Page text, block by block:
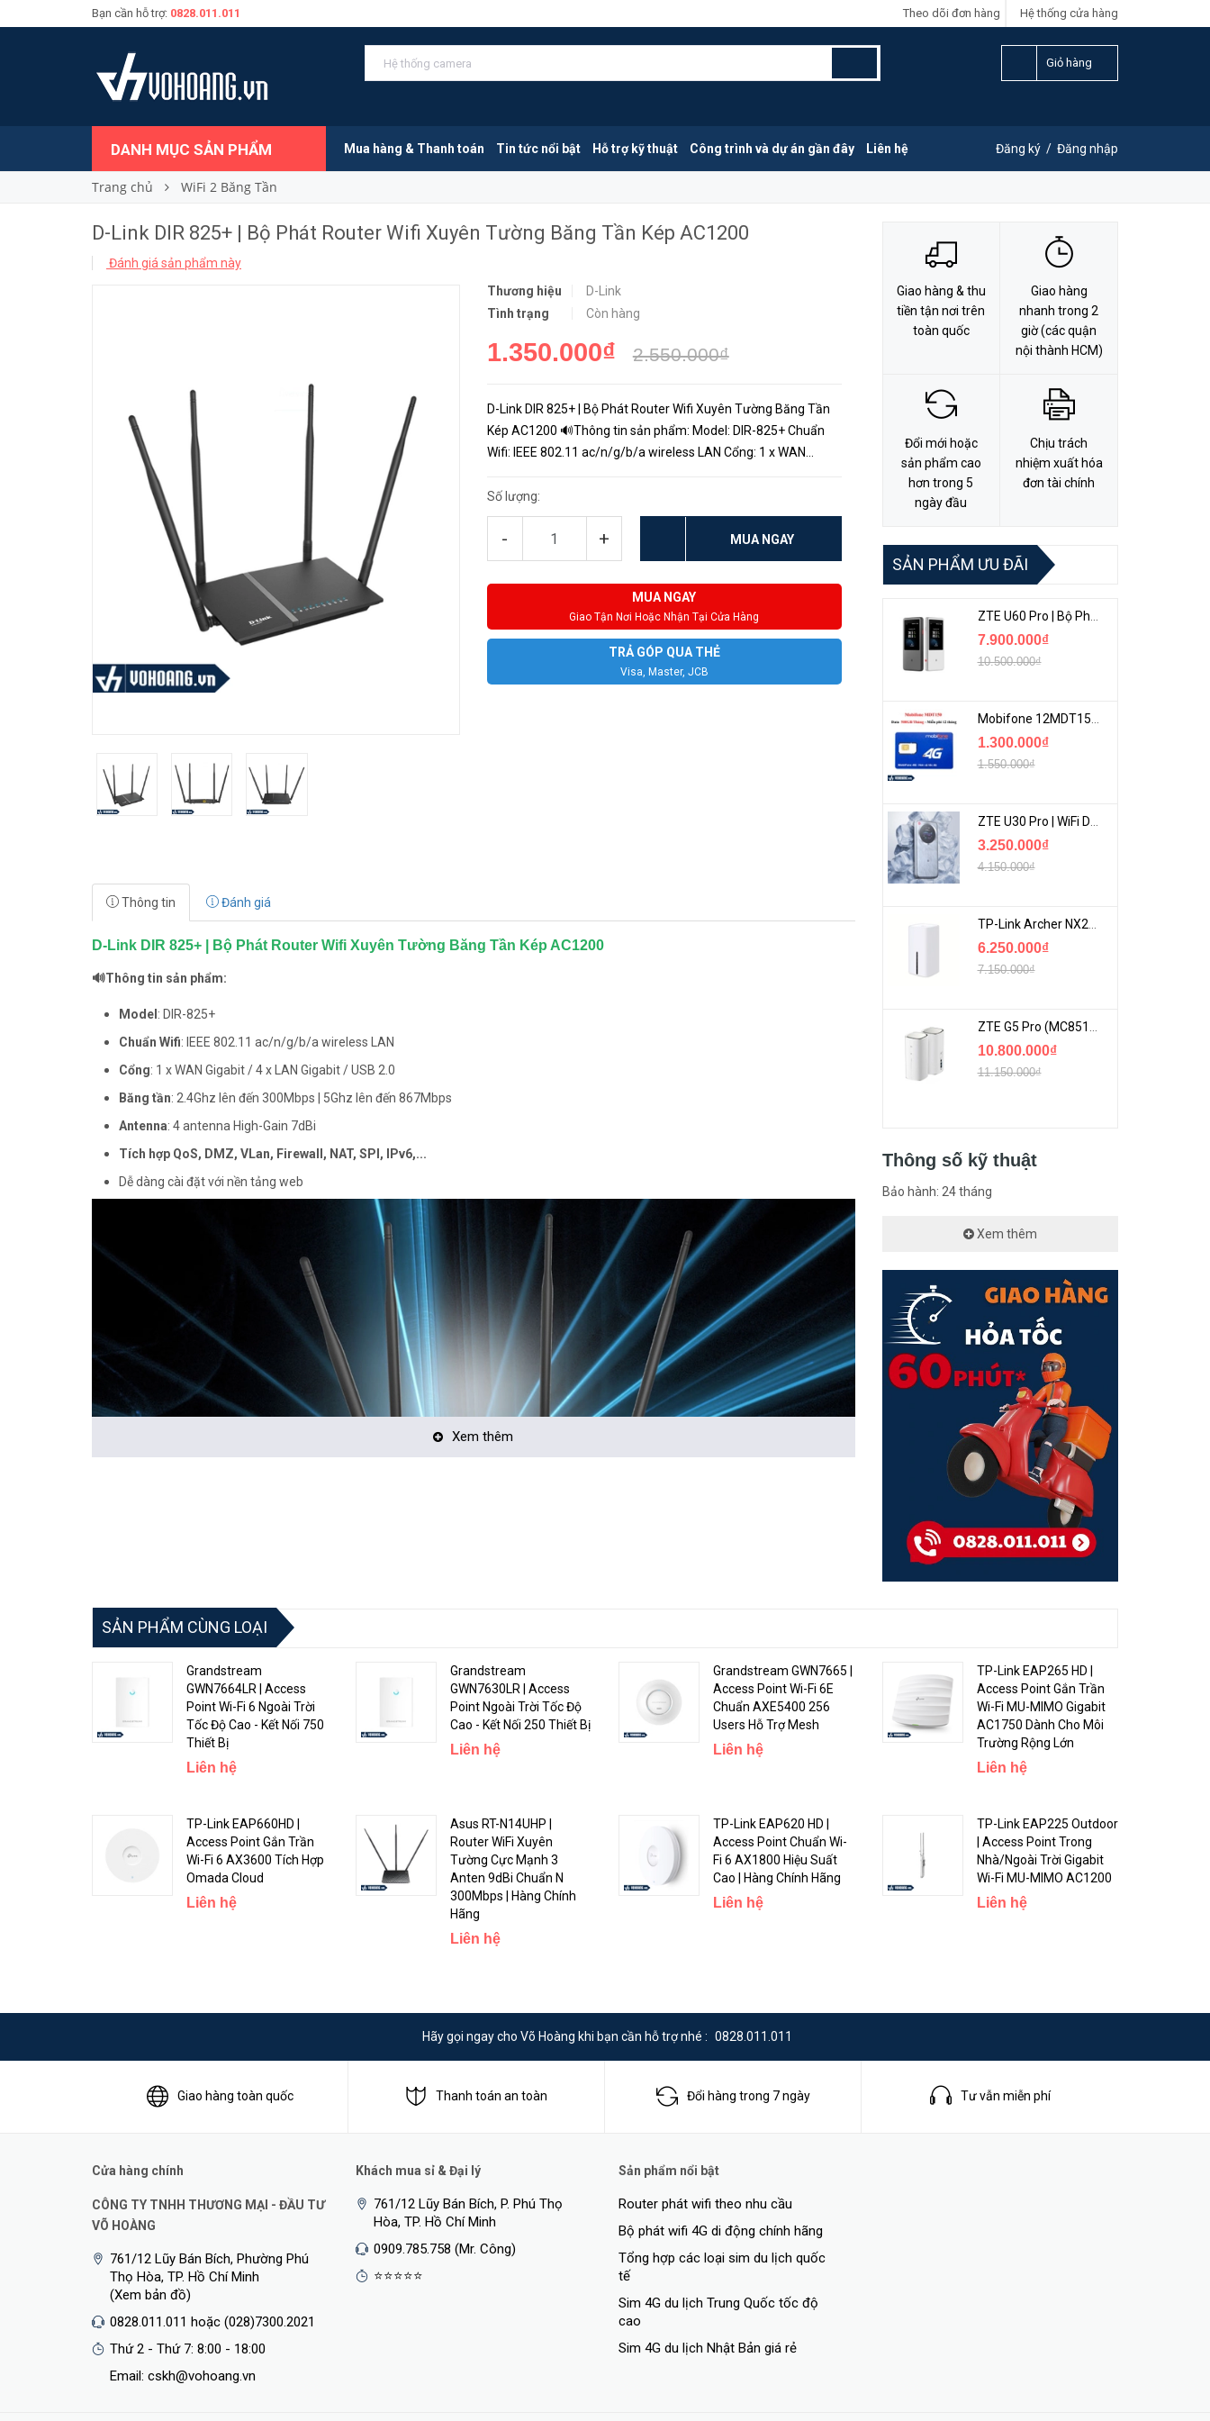
Bạn cần hỗ trợ: 0828.011.011 Hệ thống cửa hàng
Theo dõi đơn hàng
Giỏ hàng
DANH MỤC SẢN PHẨM Mua hàng & Thanh toán Tin tức nổi bật Hỗ trợ kỹ thuật Công trình và dự án gần đây Liên hệ Đăng ký / Đăng nhập
Trang chủ WiFi 2 Băng Tần
D-Link DIR 825+ | Bộ Phát Router Wifi Xuyên Tường Băng Tần Kép AC1200
Đánh giá sản phẩm này
Thương hiệu
D-Link
Tình trạng
Còn hàng
1.350.000₫ 2.550.000₫
D-Link DIR 825+ | Bộ Phát Router Wifi Xuyên Tường Băng Tần
Kép AC1200 🔊Thông tin sản phẩm: Model: DIR-825+ Chuẩn
Wifi: IEEE 802.11 ac/n/g/b/a wireless LAN Cổng: 1 x WAN
300Mbps | 5Ghz ...
Số lượng:
- + MUA NGAY
MUA NGAY
Giao Tận Nơi Hoặc Nhận Tại Cửa Hàng
TRẢ GÓP QUA THẺ
Visa, Master, JCB
MUA NGAY LIÊN HỆ ĐẶT HÀNG
Thông tin Đánh giá
D-Link DIR 825+ | Bộ Phát Router Wifi Xuyên Tường Băng Tần Kép AC1200
🔊Thông tin sản phẩm:
Model : DIR-825+
Chuẩn Wifi: IEEE 802.11 ac/n/g/b/a wireless LAN
Cổng: 1 x WAN Gigabit / 4 x LAN Gigabit / USB 2.0
Băng tần: 2.4Ghz lên đến 300Mbps | 5Ghz lên đến 867Mbps
Antenna: 4 antenna High-Gain 7dBi
Tích hợp QoS, DMZ, VLan, Firewall, NAT, SPI, IPv6,...
Dễ dàng cài đặt với nền tảng web
trang bị4 antenna công suất cao 7dBi , kết hợp với công nghệRangeBoost
giúp các thiết bị ở xa kết nối ổn
định và giúp cho hiệu suất Wifi luôn nâng cao. Với công suất 7dBi giúp khuếch đại mạnh mẽ khắp ngôi nhà của bạn.
DIR-825+cho phép bạn kết nối nhiều thiết bị hơn và truyền phát đồng thời với băng tần kép 2.4GHz và5GHz. Băng tần 2.4GHz cung cấp
cho các ứng dụng đa phương tiện như truyền phát video và chơi game trực tuyến. Kết nối không có độ trễ, bạn sẽ không bao giờ bỏ lỡ bất
cứ điều gì.
Xem thêm
Giao hàng & thu
tiền tận nơi trên
toàn quốc
Giao hàng
nhanh trong 2
giờ (các quận
nội thành HCM)
Đổi mới hoặc
sản phẩm cao
hơn trong 5
ngày đầu
Chịu trách
nhiệm xuất hóa
đơn tài chính
SẢN PHẨM ƯU ĐÃI
ZTE U60 Pro | Bộ Phát 5G Cầm Tay Tích Hợp Công Nghệ WiFi 7, Pin 10000mAh
7.900.000₫
10.500.000₫
Mobifone 12MDT150 | Sim Chuyên 4G Mobifone Dung Lượng Cao 500GB/Tháng Gói 1 Năm
1.300.000₫
1.550.000₫
ZTE U30 Pro | WiFi Di Động 5G Tốc Độ Lên Đến 500Mbps, Màn Hình Cảm Ứng
3.250.000₫
4.150.000₫
TP-Link Archer NX200 | Bộ Phát WiFi Dùng Sim 5G Tốc Độ Cao Mới FullBox
6.250.000₫
7.150.000₫
ZTE G5 Pro (MC8512) | Router 5G WiFi7 Be7200 Hỗ Trợ Băng Tần 6Ghz Cực Mạnh
10.800.000₫
11.150.000₫
Thông số kỹ thuật
Bảo hành: 24 tháng
Xem thêm
SẢN PHẨM CÙNG LOẠI
Grandstream
GWN7664LR | Access
Point Wi-Fi 6 Ngoài Trời
Tốc Độ Cao - Kết Nối 750
Thiết Bị
Liên hệ
Grandstream
GWN7630LR | Access
Point Ngoài Trời Tốc Độ
Cao - Kết Nối 250 Thiết Bị
Liên hệ
Grandstream GWN7665 |
Access Point Wi-Fi 6E
Chuẩn AXE5400 256
Users Hỗ Trợ Mesh
Liên hệ
TP-Link EAP265 HD |
Access Point Gắn Trần
Wi-Fi MU-MIMO Gigabit
AC1750 Dành Cho Môi
Trường Rộng Lớn
Liên hệ
TP-Link EAP660HD |
Access Point Gắn Trần
Wi-Fi 6 AX3600 Tích Hợp
Omada Cloud
Liên hệ
Asus RT-N14UHP |
Router WiFi Xuyên
Tường Cực Mạnh 3
Anten 9dBi Chuẩn N
300Mbps | Hàng Chính
Hãng
Liên hệ
TP-Link EAP620 HD |
Access Point Chuẩn Wi-
Fi 6 AX1800 Hiệu Suất
Cao | Hàng Chính Hãng
Liên hệ
TP-Link EAP225 Outdoor
| Access Point Trong
Nhà/Ngoài Trời Gigabit
Wi-Fi MU-MIMO AC1200
Liên hệ
Hãy gọi ngay cho Võ Hoàng khi bạn cần hỗ trợ nhé : 0828.011.011
Giao hàng toàn quốc Thanh toán an toàn Đổi hàng trong 7 ngày Tư vẫn miễn phí
Cửa hàng chính
CÔNG TY TNHH THƯƠNG MẠI - ĐẦU TƯ
VÕ HOÀNG
761/12 Lũy Bán Bích, Phường Phú
Thọ Hòa, TP. Hồ Chí Minh
(Xem bản đồ)
0828.011.011 hoặc (028)7300.2021
Thứ 2 - Thứ 7: 8:00 - 18:00
Email: cskh@vohoang.vn
Khách mua sỉ & Đại lý
761/12 Lũy Bán Bích, P. Phú Thọ
Hòa, TP. Hồ Chí Minh
0909.785.758 (Mr. Công)
⭐⭐⭐⭐⭐
Sản phẩm nổi bật
Router phát wifi theo nhu cầu
Bộ phát wifi 4G di động chính hãng
Tổng hợp các loại sim du lịch quốc
tế
Sim 4G du lịch Trung Quốc tốc độ
cao
Sim 4G du lịch Nhật Bản giá rẻ